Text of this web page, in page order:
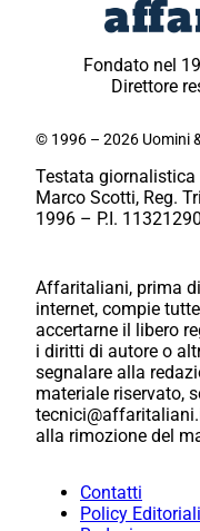
Fondato nel
Direttore
© 1996 – 2026 Uomini
Testata giornalistica
Marco Scotti, Reg.
1996 – P.I.
Affaritaliani, prima
internet, compie
accertarne il libero
i diritti di autore o
segnalare alla
materiale riservato,
alla rimozione del
Contatti
Policy Editoriali